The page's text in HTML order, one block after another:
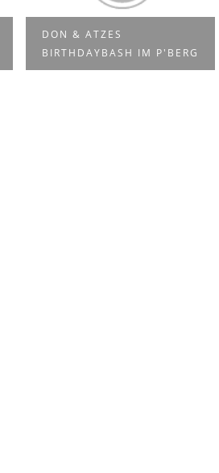
DON & ATZES
BIRTHDAYBASH IM P'BERG